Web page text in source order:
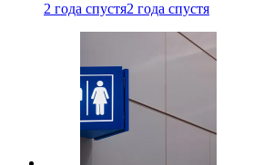
2 года спустя2 года спустя